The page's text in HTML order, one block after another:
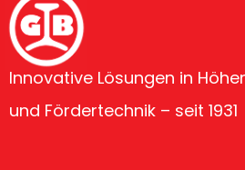
Innovative Lösungen in
und Fördertechnik – seit 1931